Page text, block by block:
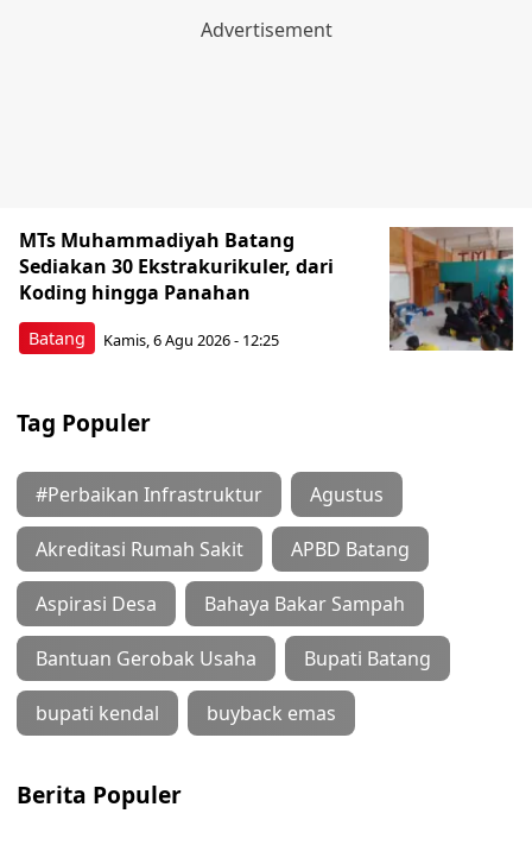
Batang
MTs Muhammadiyah Batang
Sediakan 30 Ekstrakurikuler, dari
Koding hingga Panahan
Kamis, 6 Agu 2026 - 12:25
Tag Populer
#Perbaikan Infrastruktur Agustus
Akreditasi Rumah Sakit APBD Batang
Aspirasi Desa Bahaya Bakar Sampah
Bantuan Gerobak Usaha Bupati Batang
bupati kendal buyback emas
Berita Populer